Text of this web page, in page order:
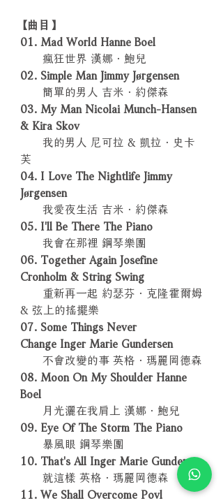
【曲目】
01. Mad World Hanne Boel
瘋狂世界 漢娜．鮑兒
02. Simple Man Jimmy Jørgensen
簡單的男人 吉米．約傑森
03. My Man Nicolai Munch-Hansen
& Kira Skov
我的男人 尼可拉 & 凱拉．史卡
芙
04. I Love The Nightlife Jimmy
Jørgensen
我愛夜生活 吉米．約傑森
05. I'll Be There The Piano
我會在那裡 鋼琴樂團
06. Together Again Josefine
Cronholm & String Swing
重新再一起 約瑟芬．克隆霍爾姆
& 弦上的搖擺樂
07. Some Things Never
Change Inger Marie Gundersen
不會改變的事 英格．瑪麗岡德森
08. Moon On My Shoulder Hanne
Boel
月光灑在我肩上 漢娜．鮑兒
09. Eye Of The Storm The Piano
暴風眼 鋼琴樂團
10. That's All Inger Marie Gundersen
就這樣 英格．瑪麗岡德森
11. We Shall Overcome Povl